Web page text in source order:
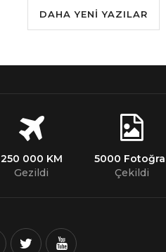
DAHA YENI YAZILAR
250 000 KM
Gezildi
5000
Çekildi